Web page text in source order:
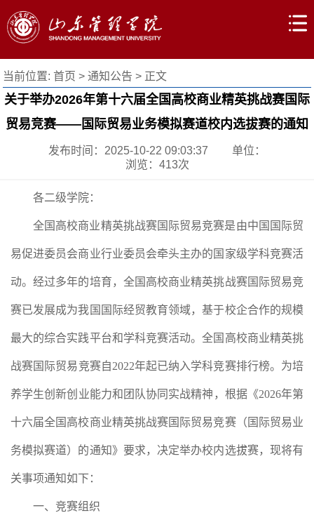
当前位置: 首页 >通知公告> 正文
关于举办2026年第十六届全国高校商业精英挑战赛国际
贸易竞赛——国际贸易业务模拟赛道校内选拔赛的通知
发布时间：2025-10-22 09:03:37
单位：
浏览： 413次
各二级学院：
全国高校商业精英挑战赛国际贸易竞赛是由中国国际贸
易促进委员会商业行业委员会牵头主办的国家级学科竞赛活
动。经过多年的培育，全国高校商业精英挑战赛国际贸易竞
赛已发展成为我国国际经贸教育领域，基于校企合作的规模
最大的综合实践平台和学科竞赛活动。全国高校商业精英挑
战赛国际贸易竞赛自2022年起已纳入学科竞赛排行榜。为培
养学生创新创业能力和团队协同实战精神，根据《2026年第
十六届全国高校商业精英挑战赛国际贸易竞赛（国际贸易业
务模拟赛道）的通知》要求，决定举办校内选拔赛，现将有
关事项通知如下：
一、竞赛组织